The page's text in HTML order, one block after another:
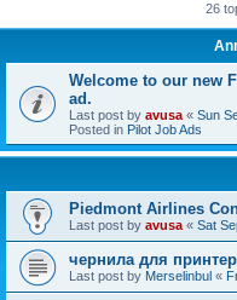
26
Welcome to our new
ad.
Last post by avusa « Sun
Posted in Pilot Job Ads
Piedmont Airlines
Last post by avusa « Sat
чернила для
Last post by Merselinbul «